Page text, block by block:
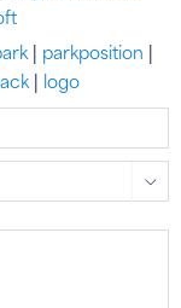
| parkposition |
| logo